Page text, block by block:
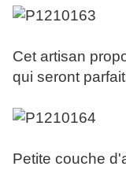
Cet artisan
qui seront
Petite couche